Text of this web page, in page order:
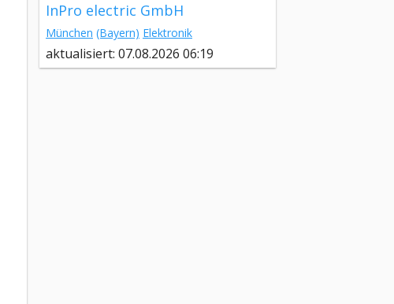
InPro electric GmbH
München (Bayern) Elektronik
aktualisiert: 07.08.2026 06:19